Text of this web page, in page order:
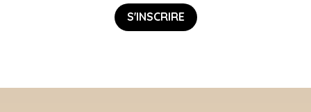
S'INSCRIRE